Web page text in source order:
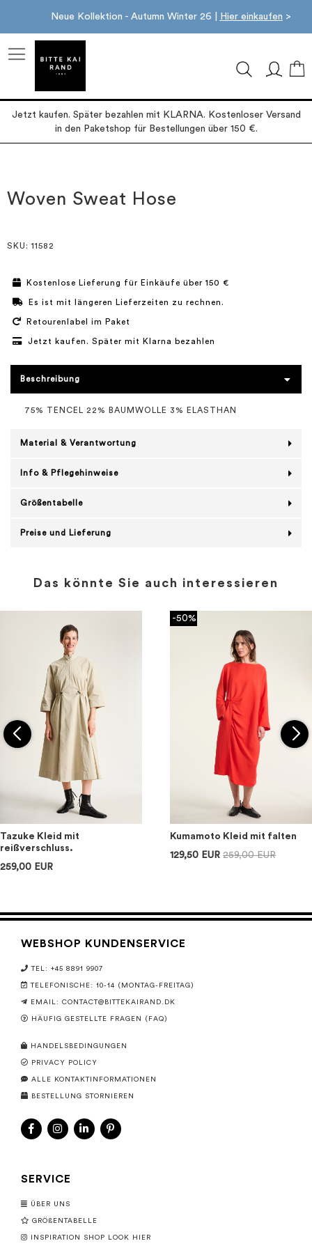
Neue Kollektion - Autumn Winter 26 | Hier einkaufen >
Jetzt kaufen. Später bezahlen mit KLARNA. Kostenloser Versand
in den Paketshop für Bestellungen über 150 €.
der
Bildgalerie
der
Bildgalerie
Woven Sweat Hose
SKU : 11582
Kostenlose Lieferung für Einkäufe über 150 €
Es ist mit längeren Lieferzeiten zu rechnen.
Retourenlabel im Paket
Jetzt kaufen. Später mit Klarna bezahlen
Beschreibung
75% TENCEL 22% BAUMWOLLE 3% ELASTHAN
Material & Verantwortung
Info & Pflegehinweise
Größentabelle
Preise und Lieferung
Das könnte Sie auch interessieren
Tazuke Kleid mit
reißverschluss.
259,00 EUR
-50%
Kumamoto Kleid mit falten
129,50 EUR 259,00 EUR
WEBSHOP KUNDENSERVICE
TEL: +45 8891 9907
TELEFONISCHE: 10-14 (MONTAG-FREITAG)
EMAIL: CONTACT@BITTEKAIRAND.DK
HÄUFIG GESTELLTE FRAGEN (FAQ)
HANDELSBEDINGUNGEN
PRIVACY POLICY
ALLE KONTAKTINFORMATIONEN
BESTELLUNG STORNIEREN
SERVICE
ÜBER UNS
GRÖßENTABELLE
INSPIRATION SHOP LOOK HIER